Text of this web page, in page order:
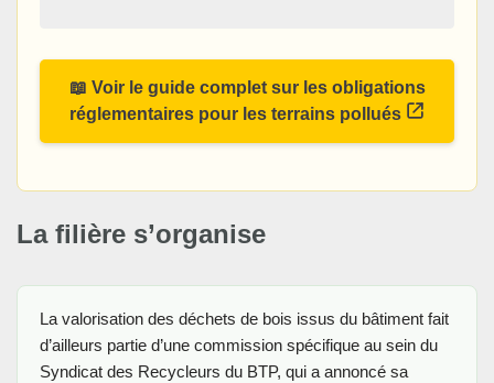
📖 Voir le guide complet sur les obligations
réglementaires pour les terrains pollués
La filière s’organise
La valorisation des déchets de bois issus du bâtiment fait
d’ailleurs partie d’une commission spécifique au sein du
Syndicat des Recycleurs du BTP, qui a annoncé sa